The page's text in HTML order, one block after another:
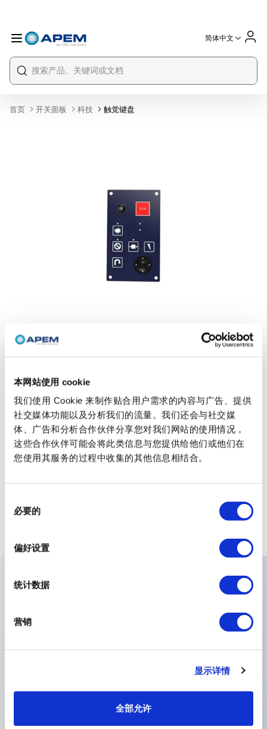
本网站使用 cookie
我们使用 Cookie 来制作贴合用户需求的内容与广告、提供
社交媒体功能以及分析我们的流量。我们还会与社交媒
体、广告和分析合作伙伴分享您对我们网站的使用情况，
这些合作伙伴可能会将此类信息与您提供给他们或他们在
您使用其服务的过程中收集的其他信息相结合。
必要的
偏好设置
统计数据
营销
显示详情
全部允许
International
France
USA
简体中文
首页 开关面板 科技 触觉键盘
触觉键盘
独特触感，卓越耐久。
我们的触觉键盘致力于提供独特的触感特征、高可靠性和更长的使
盘专为需要清晰反馈和精确驱动的用户而设计，确保用户获得自
我们的定制触觉键盘专门面向密集使用场景，拥有卓越的耐用性，
使用寿命高达 1000 万次操作，特别适用于需要性能一致性和可靠
• 使用寿命极长（高达 1000 万次循环） • 高端触感，开动
支持背光集成 • 兼容多种通信协议（CAN、以太网、